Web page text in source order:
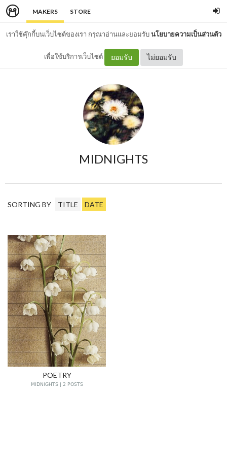
MAKERS STORE
เราใช้คุ๊กกี้บนเว็บไซต์ของเรา กรุณาอ่านและยอมรับนโยบายความเป็นส่วนตัว
เพื่อใช้บริการเว็บไซต์ ยอมรับ ไม่ยอมรับ
MIDNIGHTS
SORTING BY TITLE DATE
POETRY
MIDNIGHTS | 2 POSTS